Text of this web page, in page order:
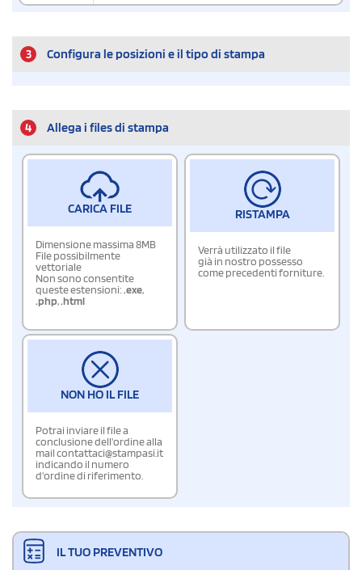
3 Configura le posizioni e il tipo di stampa
4 Allega i files di stampa
CARICA FILE
Dimensione massima 8MB
File possibilmente
vettoriale
Non sono consentite
queste estensioni:.exe,
.php,.html
RISTAMPA
Verrà utilizzato il file
già in nostro possesso
come precedenti forniture.
NON HO IL FILE
Potrai inviare il file a
conclusione dell'ordine alla
mail contattaci@stampasi.it
indicando il numero
d'ordine di riferimento.
IL TUO PREVENTIVO